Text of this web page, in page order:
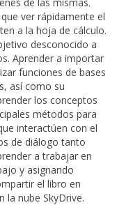
ver rápidamente el
a la hoja de cálculo.
desconocido a
Aprender a importar
funciones de bases
así como su
los conceptos
métodos para
interactúen con el
de diálogo tanto
a trabajar en
y asignando
el libro en
la nube SkyDrive.